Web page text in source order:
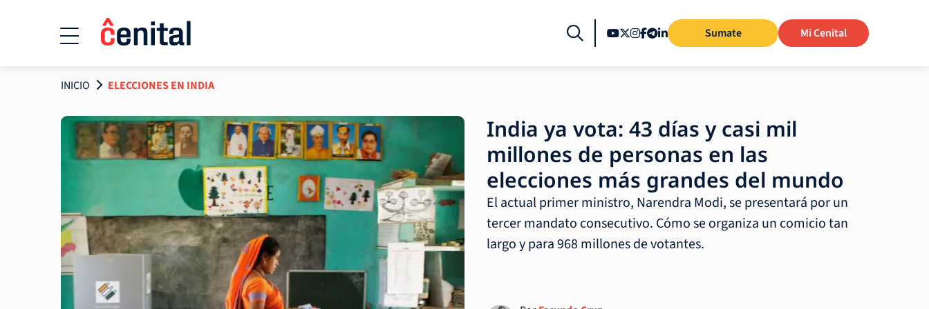
Sumate Mi Cenital
INICIO ELECCIONES EN INDIA
India ya vota: 43 días y casi mil
millones de personas en las
elecciones más grandes del mundo
El actual primer ministro, Narendra Modi, se presentará por un
tercer mandato consecutivo. Cómo se organiza un comicio tan
largo y para 968 millones de votantes.